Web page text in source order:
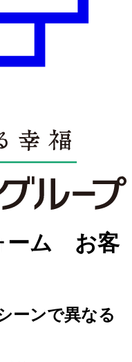
ーム お客
ーンで異なる